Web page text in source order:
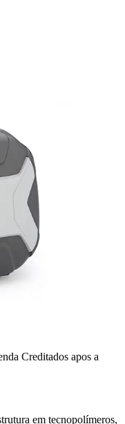
Creditados apos a
em tecnopolímeros,